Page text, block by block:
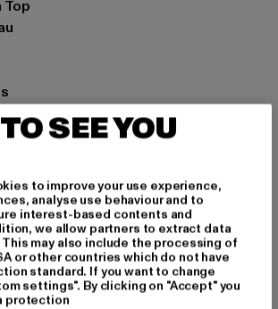
Top
black/white
Material
Material, Textil
Boots GmbH |service-de@buffalo-
| 51063 Köln | DE
SEE YOU
to improve your use experience,
analyse use behaviour and to
interest-based contents and
we allow partners to extract data
may also include the processing of
or other countries which do not have
standard. If you want to change
settings". By clicking on "Accept" you
protection